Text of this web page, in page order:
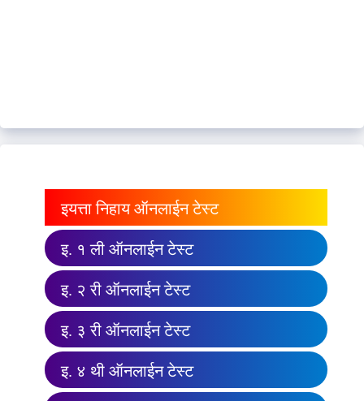
इयत्ता निहाय ऑनलाईन टेस्ट
इ. १ ली ऑनलाईन टेस्ट
इ. २ री ऑनलाईन टेस्ट
इ. ३ री ऑनलाईन टेस्ट
इ. ४ थी ऑनलाईन टेस्ट